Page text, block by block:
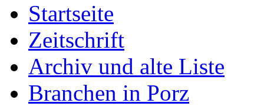
Startseite
Zeitschrift
Archiv und alte Liste
Branchen in Porz